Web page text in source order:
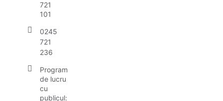
721
101
0245
721
236
Program
de lucru
cu
publicul: